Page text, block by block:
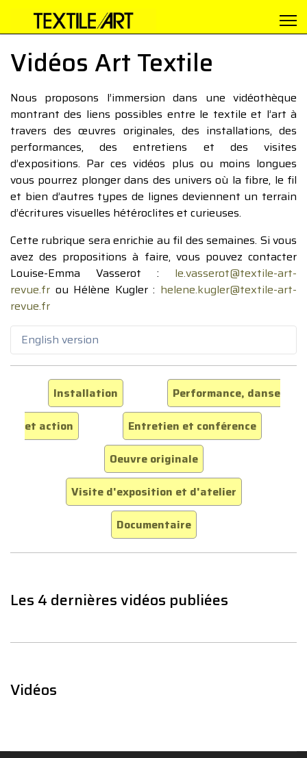
Vidéos Art Textile
Nous proposons l’immersion dans une vidéothèque
montrant des liens possibles entre le textile et l’art à
travers des œuvres originales, des installations, des
performances, des entretiens et des visites
d’expositions. Par ces vidéos plus ou moins longues
vous pourrez plonger dans des univers où la fibre, le fil
et bien d’autres types de lignes deviennent un terrain
d’écritures visuelles hétéroclites et curieuses.
Cette rubrique sera enrichie au fil des semaines. Si vous
avez des propositions à faire, vous pouvez contacter
Louise-Emma Vasserot : le.vasserot@textile-art-
revue.fr ou Hélène Kugler : helene.kugler@textile-art-
revue.fr
English version
Installation
Performance, danse
et action
Entretien et conférence
Oeuvre originale
Visite d'exposition et d'atelier
Documentaire
Les 4 dernières vidéos publiées
Vidéos